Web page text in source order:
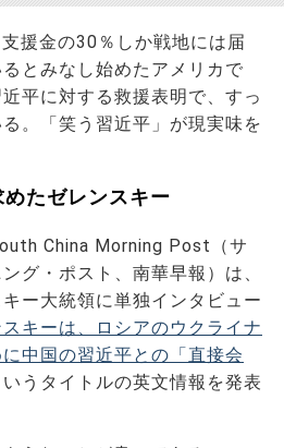
援金の30％しか戦地には届
とみなし始めたアメリカで
平に対する救援表明で、すっ
。「笑う習近平」が現実味を
たゼレンスキー
China Morning Post（サ
グ・ポスト、南華早報）は、
ー大統領に単独インタビュー
キーは、ロシアのウクライナ
中国の習近平との「直接会
いうタイトルの英文情報を発表